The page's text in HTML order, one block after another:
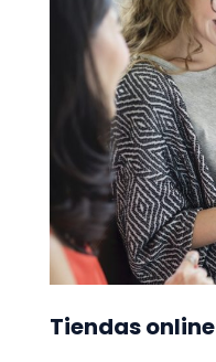
Tiendas online